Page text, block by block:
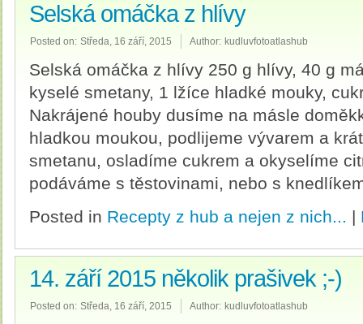
Selská omáčka z hlívy
Posted on: Středa, 16 září, 2015 Author: kudluvfotoatlashub
Selská omáčka z hlívy 250 g hlívy, 40 g
kyselé smetany, 1 lžíce hladké mouky,
Nakrájené houby dusíme na másle
hladkou moukou, podlijeme vývarem a
smetanu, osladíme cukrem a okyselíme
podáváme s těstovinami, nebo s
Posted in Recepty z hub a nejen z nich... |
14. září 2015 několik prašivek ;-)
Posted on: Středa, 16 září, 2015 Author: kudluvfotoatlashub